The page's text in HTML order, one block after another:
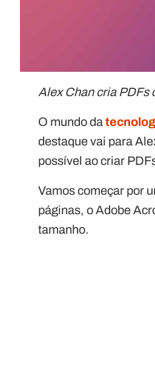
Alex Chan cria PDFs
O mundo da
destaque vai para
possível ao criar
Vamos começar por
páginas, o Adobe
tamanho.